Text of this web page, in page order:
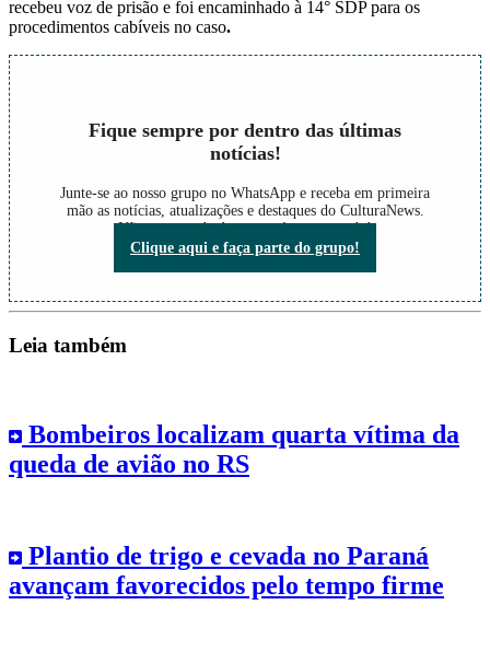
recebeu voz de prisão e foi encaminhado à 14° SDP para os
procedimentos cabíveis no caso.
Fique sempre por dentro das últimas
notícias!
Junte-se ao nosso grupo no WhatsApp e receba em primeira
mão as notícias, atualizações e destaques do CulturaNews.
Não perca nada do que está acontecendo!
Clique aqui e faça parte do grupo!
Leia também
Bombeiros localizam quarta vítima da
queda de avião no RS
Plantio de trigo e cevada no Paraná
avançam favorecidos pelo tempo firme